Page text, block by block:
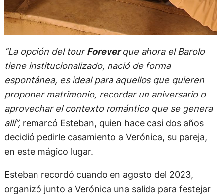
“La opción del tourForeverque ahora el Barolo
tiene institucionalizado, nació de forma
espontánea, es ideal para aquellos que quieren
proponer matrimonio, recordar un aniversario o
aprovechar el contexto romántico que se genera
allí”,remarcó Esteban, quien hace casi dos años
decidió pedirle casamiento a Verónica, su pareja,
en este mágico lugar.
Esteban recordó cuando en agosto del 2023,
organizó junto a Verónica una salida para festejar